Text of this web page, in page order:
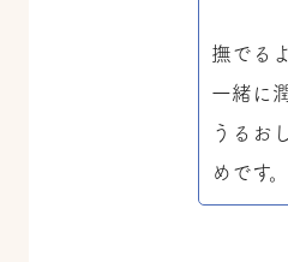
撫でる
一緒に
うるお
めです。